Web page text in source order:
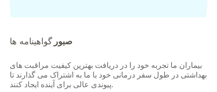
صبور گواهینامه ها
بیماران ما تجربه خود را در دریافت بهترین کیفیت مراقبت های
بهداشتی در طول سفر درمانی خود با ما به اشتراک می گذارند تا
پیوندی عالی برای آینده ایجاد کنند.